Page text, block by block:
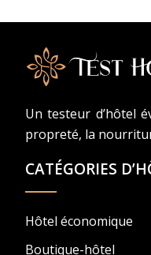
Un testeur d’hôtel
propreté, la
CATÉGORIES
Hôtel économique
Boutique-hôtel